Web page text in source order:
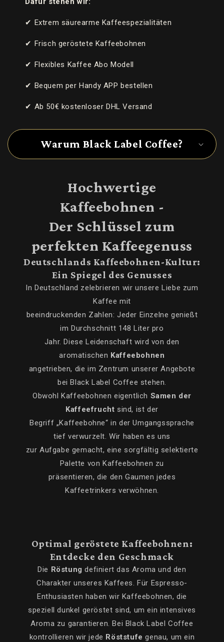
✔ Extrem säurearme Kaffeespezialitäten
✔ Frisch geröstete Kaffeebohnen
✔ Flexibles Kaffee Abo Modell
✔ Bequem per Handy APP bestellen
✔ Ab 50€ kostenloser DHL Versand
Warum Black Label Coffee?
Hochwertige
Kaffeebohnen -
Der Schlüssel zum
perfekten Kaffeegenuss
Deutschlands Kaffeebohnen-Kultur:
Ein Spiegel des Genusses
In Deutschland zelebrieren wir unsere Liebe zum
Kaffee mit
beeindruckenden Zahlen: Jeder Einzelne genießt
im Durchschnitt 148 Liter pro
Jahr. Diese Leidenschaft wird von den
aromatischen Kaffeebohnen
angetrieben, die im Zentrum unserer Angebote
bei Black Label Coffee stehen.
Obwohl Kaffeebohnen eigentlich Samen der
Kaffeefrucht sind, ist der
Begriff „Kaffeebohne“ in der Umgangssprache
tief verwurzelt. Wir haben es uns
zur Aufgabe gemacht, eine sorgfältig selektierte
Palette von Kaffeebohnen zu
präsentieren, die den Gaumen jedes
Kaffeetrinkers verwöhnen.
Optimal geröstete Kaffeebohnen:
Entdecke den Geschmack
Die Röstung definiert das Aroma und den
Charakter unseres Kaffees. Für Espresso-
Enthusiasten haben wir Kaffeebohnen, die
speziell dunkel geröstet sind, um ein intensives
Aroma zu garantieren. Bei Black Label Coffee
kontrollieren wir jede Röststufegenau, um ein